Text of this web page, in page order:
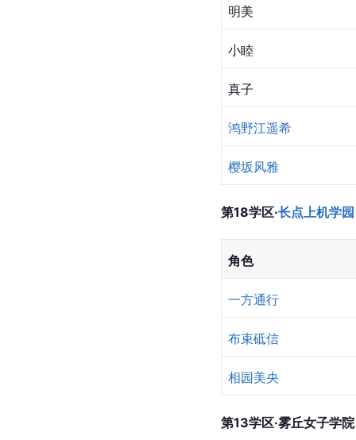
明美
小睦
真子
鸿野江遥希
樱坂风雅
第18学区·长点上机学园
角色
一方通行
布束砥信
相园美央
第13学区·雾丘女子学院